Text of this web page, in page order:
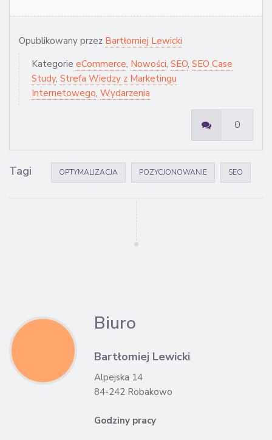
Opublikowany przez Bartłomiej Lewicki
Kategorie eCommerce, Nowości, SEO, SEO Case
Study, Strefa Wiedzy z Marketingu
Internetowego, Wydarzenia
0
Tagi OPTYMALIZACJA POZYCJONOWANIE SEO
Biuro
Bartłomiej Lewicki
Alpejska 14
84-242 Robakowo
Godziny pracy